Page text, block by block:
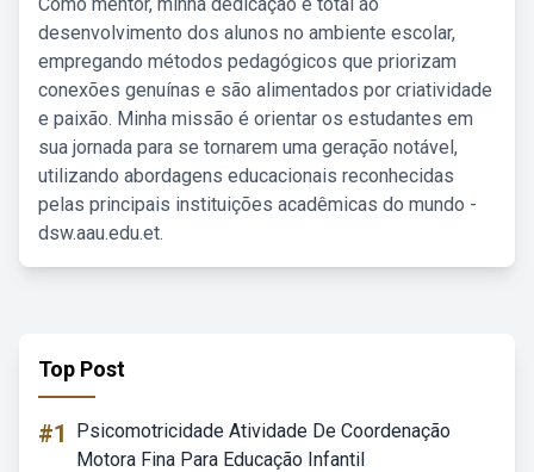
desenvolvimento dos alunos no ambiente escolar,
empregando métodos pedagógicos que priorizam
conexões genuínas e são alimentados por criatividade
e paixão. Minha missão é orientar os estudantes em
sua jornada para se tornarem uma geração notável,
utilizando abordagens educacionais reconhecidas
pelas principais instituições acadêmicas do mundo -
dsw.aau.edu.et.
Top Post
#1
Psicomotricidade Atividade De Coordenação
Motora Fina Para Educação Infantil